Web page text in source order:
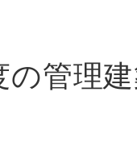
の管理